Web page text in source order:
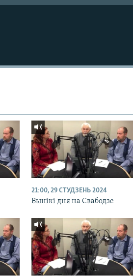
21:00, 29 СТУДЗЕНЬ 2024
Вынікі дня на Свабодзе